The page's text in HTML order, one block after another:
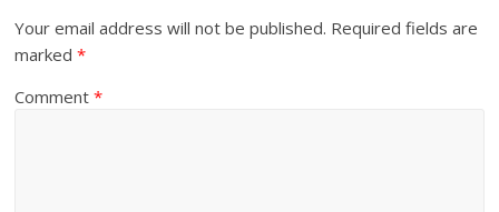
Your email address will not be published. Required fields are
marked*
Comment*